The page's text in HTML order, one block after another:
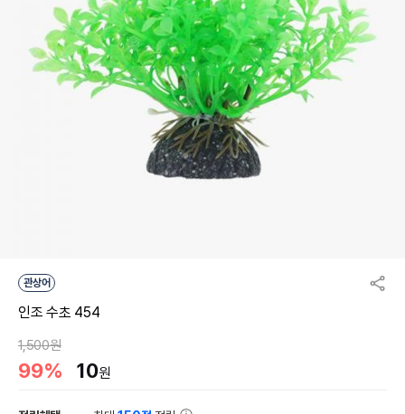
관상어
인조 수초 454
1,500원
99% 10원